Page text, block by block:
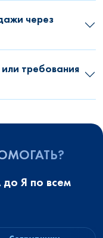
через
требования
Я по всем